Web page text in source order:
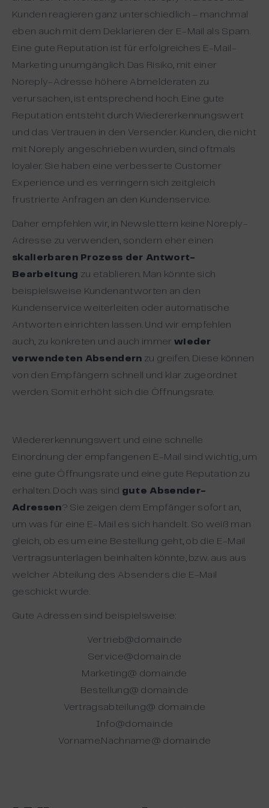
Kunden reagieren ganz unterschiedlich – manchmal
eben auch mit dem Deklarieren der E-Mail als Spam.
Eine gute Reputation ist für erfolgreiches E-Mail-
Marketing unumgänglich. Das Risiko, mit einer
Noreply-Adresse höhere Abmelderaten zu
verursachen, ist entsprechend hoch. Eine gute
Reputation entsteht durch Wiedererkennungswert
und das Vertrauen in den Versender. Kunden, die nicht
mit Noreply angeschrieben wurden, sind oftmals
loyaler. Sie haben eine verbesserte Customer
Experience und es verringern sich zeitgleich
frustrierte Anfragen an den Kundenservice.
Daher empfehlen wir, in Newslettern keine Noreply-
Adresse zu verwenden, sondern eher einen
skalierbaren Prozess der Antwort-
Bearbeitung zu etablieren. Man könnte sich
beispielsweise Kundenantworten an den
Kundenservice weiterleiten oder automatische
Antworten einrichten lassen. Und wir empfehlen
auch, zu konkreten und auch immer wieder
verwendeten Absendern zu greifen. Diese können
von den Empfängern schnell und klar zugeordnet
werden. Somit erhöht sich die Öffnungsrate.
Wiedererkennungswert und eine schnelle
Einordnung der empfangenen E-Mail sind wichtig, um
eine gute Öffnungsrate und eine gute Reputation zu
erhalten. Doch was sind gute Absender-
Adressen? Sie zeigen dem Empfänger sofort an,
um was für eine E-Mail es sich handelt. So weiß man
gleich, ob es um eine Bestellung geht, ob die E-Mail
Vertragsunterlagen beinhalten könnte, bzw. aus aus
welcher Abteilung des Absenders die E-Mail
geschickt wurde.
Gute Adressen sind beispielsweise:
Vertrieb@domain.de
Service@domain.de
Marketing@ domain.de
Bestellung@ domain.de
Vertragsabteilung@ domain.de
Info@domain.de
Vorname.Nachname@ domain.de